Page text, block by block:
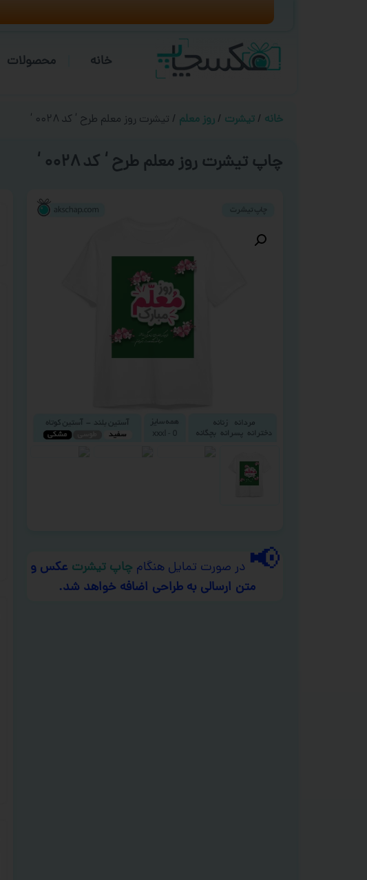
خانه محصولات
خانه / تیشرت / روز معلم / تیشرت روز معلم طرح ‘ کد ۰۰۲۸ ‘
چاپ تیشرت روز معلم طرح ‘ کد ۰۰۲۸ ‘
📢 در صورت تمایل هنگام چاپ تیشرت عکس و
متن ارسالی به طراحی اضافه خواهد شد.